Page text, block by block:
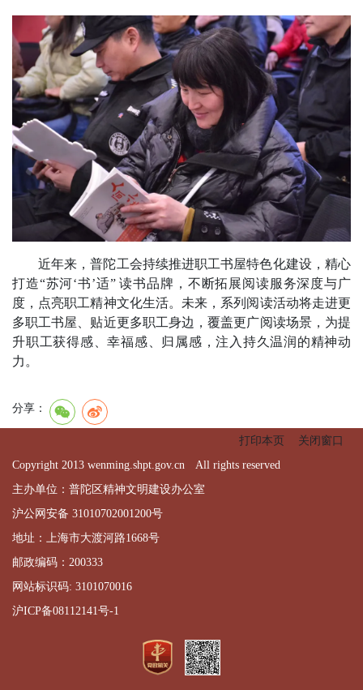
近年来，普陀工会持续推进职工书屋特色化建设，精心
打造“苏河‘书’适” 读书品牌，不断拓展阅读服务深度与广
度，点亮职工精神文化生活。未来，系列阅读活动将走进更
多职工书屋、贴近更多职工身边，覆盖更广阅读场景，为提
升职工获得感、幸福感、归属感，注入持久温润的精神动
力。
分享：
打印本页
关闭窗口
Copyright 2013 wenming.shpt.gov.cn All rights reserved
主办单位：普陀区精神文明建设办公室
沪公网安备 31010702001200号
地址：上海市大渡河路1668号
邮政编码：200333
网站标识码: 3101070016
沪ICP备08112141号-1